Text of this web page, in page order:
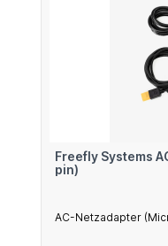
Freefly Systems
pin)
AC-Netzadapter